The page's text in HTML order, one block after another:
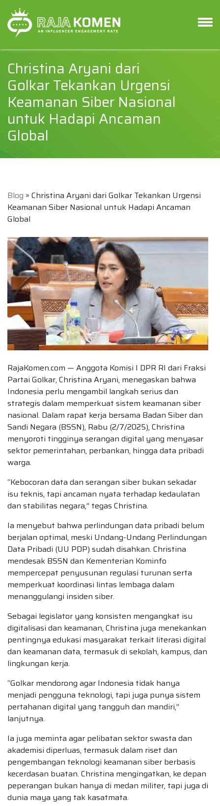
Christina Aryani dari
Golkar Tekankan Urgensi
Keamanan Siber Nasional
untuk Hadapi Ancaman
Global
Blog » Christina Aryani dari Golkar Tekankan Urgensi
Keamanan Siber Nasional untuk Hadapi Ancaman
Global
RajaKomen.com — Anggota Komisi I DPR RI dari Fraksi
Partai Golkar, Christina Aryani, menegaskan bahwa
Indonesia perlu mengambil langkah serius dan
strategis dalam memperkuat sistem keamanan siber
nasional. Dalam rapat kerja bersama Badan Siber dan
Sandi Negara (BSSN), Rabu (2/7/2025), Christina
menyoroti tingginya serangan digital yang menyasar
sektor pemerintahan, perbankan, hingga data pribadi
warga.
“Kebocoran data dan serangan siber bukan sekadar
isu teknis, tapi ancaman nyata terhadap kedaulatan
dan stabilitas negara,” tegas Christina.
Ia menyebut bahwa perlindungan data pribadi belum
berjalan optimal, meski Undang-Undang Perlindungan
Data Pribadi (UU PDP) sudah disahkan. Christina
mendesak BSSN dan Kementerian Kominfo
mempercepat penyusunan regulasi turunan serta
memperkuat koordinasi lintas lembaga dalam
menanggulangi insiden siber.
Sebagai legislator yang konsisten mengangkat isu
digitalisasi dan keamanan, Christina juga menekankan
pentingnya edukasi masyarakat terkait literasi digital
dan keamanan data, termasuk di sekolah, kampus, dan
lingkungan kerja.
“Golkar mendorong agar Indonesia tidak hanya
menjadi pengguna teknologi, tapi juga punya sistem
pertahanan digital yang tangguh dan mandiri,”
lanjutnya.
Ia juga meminta agar pelibatan sektor swasta dan
akademisi diperluas, termasuk dalam riset dan
pengembangan teknologi keamanan siber berbasis
kecerdasan buatan. Christina mengingatkan, ke depan
peperangan bukan hanya di medan militer, tapi juga di
dunia maya yang tak kasatmata.